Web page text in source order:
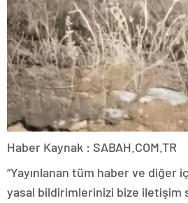
Haber Kaynak : SABAH.COM.TR
“Yayınlanan tüm haber ve diğer
yasal bildirimlerinizi bize iletişim